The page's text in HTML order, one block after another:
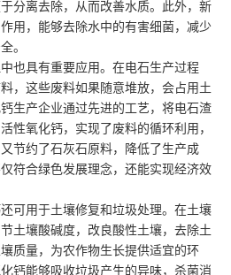
分离去除，从而改善水质。此外，新
用，能够去除水中的有害细菌，减少
。
也具有重要应用。在电石生产过程
，这些废料如果随意堆放，会占用土
生产企业通过先进的工艺，将电石渣
性氧化钙，实现了废料的循环利用，
节约了石灰石原料，降低了生产成
符合绿色发展理念，还能实现经济效
可用于土壤修复和垃圾处理。在土壤
土壤酸碱度，改良酸性土壤，去除土
质量，为农作物生长提供适宜的环
钙能够吸收垃圾产生的异味，杀菌消